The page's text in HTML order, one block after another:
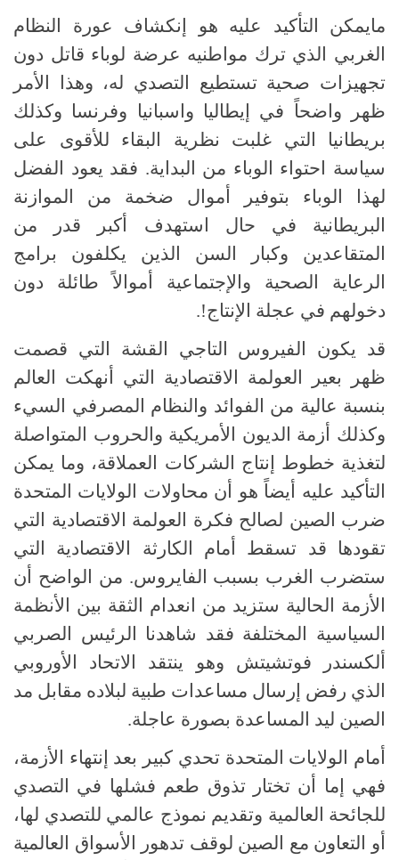
مايمكن التأكيد عليه هو إنكشاف عورة النظام
الغربي الذي ترك مواطنيه عرضة لوباء قاتل دون
تجهيزات صحية تستطيع التصدي له، وهذا الأمر
ظهر واضحاً في إيطاليا واسبانيا وفرنسا وكذلك
بريطانيا التي غلبت نظرية البقاء للأقوى على
سياسة احتواء الوباء من البداية. فقد يعود الفضل
لهذا الوباء بتوفير أموال ضخمة من الموازنة
البريطانية في حال استهدف أكبر قدر من
المتقاعدين وكبار السن الذين يكلفون برامج
الرعاية الصحية والإجتماعية أموالاً طائلة دون
دخولهم في عجلة الإنتاج!.
قد يكون الفيروس التاجي القشة التي قصمت
ظهر بعير العولمة الاقتصادية التي أنهكت العالم
بنسبة عالية من الفوائد والنظام المصرفي السيء
وكذلك أزمة الديون الأمريكية والحروب المتواصلة
لتغذية خطوط إنتاج الشركات العملاقة، وما يمكن
التأكيد عليه أيضاً هو أن محاولات الولايات المتحدة
ضرب الصين لصالح فكرة العولمة الاقتصادية التي
تقودها قد تسقط أمام الكارثة الاقتصادية التي
ستضرب الغرب بسبب الفايروس. من الواضح أن
الأزمة الحالية ستزيد من انعدام الثقة بين الأنظمة
السياسية المختلفة فقد شاهدنا الرئيس الصربي
ألكسندر فوتشيتش وهو ينتقد الاتحاد الأوروبي
الذي رفض إرسال مساعدات طبية لبلاده مقابل مد
الصين ليد المساعدة بصورة عاجلة.
أمام الولايات المتحدة تحدي كبير بعد إنتهاء الأزمة،
فهي إما أن تختار تذوق طعم فشلها في التصدي
للجائحة العالمية وتقديم نموذج عالمي للتصدي لها،
أو التعاون مع الصين لوقف تدهور الأسواق العالمية